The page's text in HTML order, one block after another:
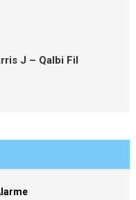
J – Qalbi Fil